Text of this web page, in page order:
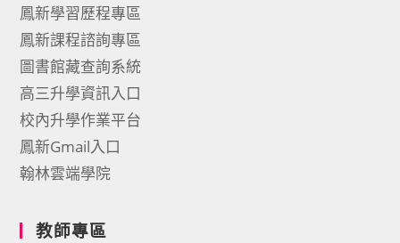
鳳新學習歷程專區
鳳新課程諮詢專區
圖書館藏查詢系統
高三升學資訊入口
校內升學作業平台
鳳新Gmail入口
翰林雲端學院
教師專區